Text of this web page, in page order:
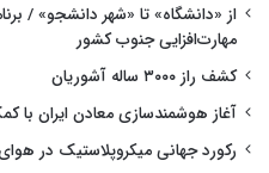
از «دانشگاه» تا «شهر دانشجو» /
مهارت‌افزایی جنوب کشور
کشف راز ۳۰۰۰ ساله آشوریان
آغاز هوشمندسازی معادن ایران با
رکورد جهانی میکروپلاستیک در